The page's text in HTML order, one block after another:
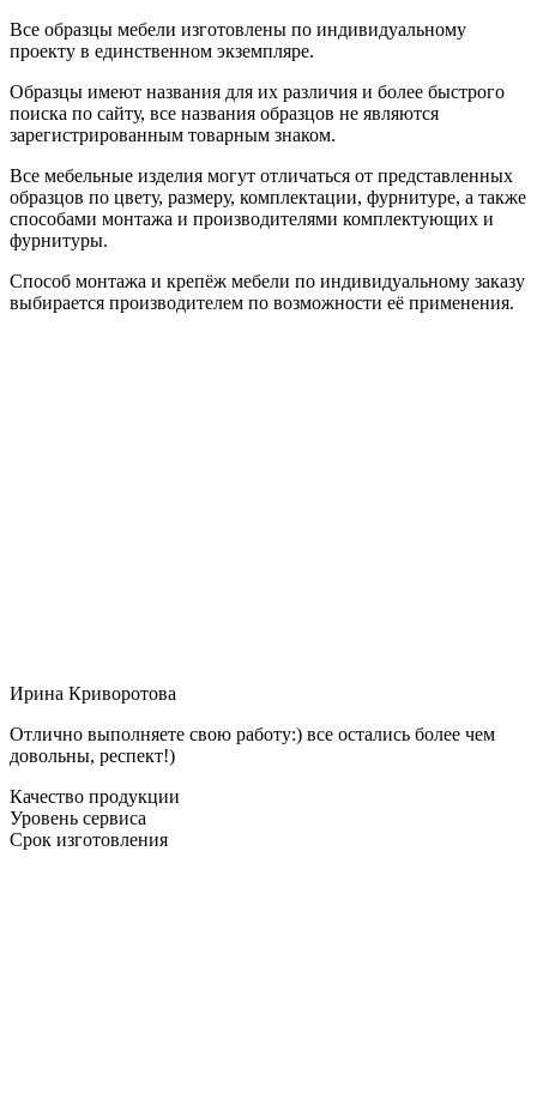
Все образцы мебели изготовлены по индивидуальному
проекту в единственном экземпляре.
Образцы имеют названия для их различия и более быстрого
поиска по сайту, все названия образцов не являются
зарегистрированным товарным знаком.
Все мебельные изделия могут отличаться от представленных
образцов по цвету, размеру, комплектации, фурнитуре, а также
способами монтажа и производителями комплектующих и
фурнитуры.
Способ монтажа и крепёж мебели по индивидуальному заказу
выбирается производителем по возможности её применения.
Ирина Криворотова
Отлично выполняете свою работу:) все остались более чем
довольны, респект!)
Качество продукции
Уровень сервиса
Срок изготовления